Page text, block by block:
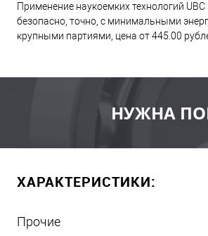
Применение наукоемких технологий
безопасно, точно, с минимальными
крупными партиями, цена от 445.00
НУЖНА
ХАРАКТЕРИСТИКИ:
Прочие